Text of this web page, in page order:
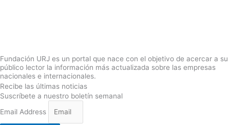
Fundación URJ es un portal que nace con el objetivo de acercar a su
público lector la información más actualizada sobre las empresas
nacionales e internacionales.
Recibe las últimas noticias
Suscríbete a nuestro boletín semanal
Email Address